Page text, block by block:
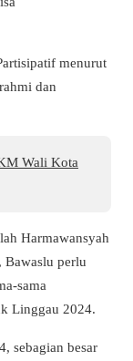
menurut
dan
Wali Kota
Harmawansyah
Bawaslu perlu
sama
Linggau 2024.
sebagian besar